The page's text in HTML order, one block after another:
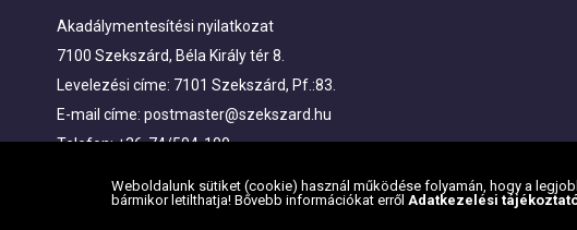
Weboldalunk sütiket (cookie) használ működése folyamán, hogy a
bármikor letilthatja! Bővebb információkat erről Adatkezelési
Akadálymentesítési nyilatkozat
7100 Szekszárd, Béla Király tér 8.
Levelezési címe: 7101 Szekszárd, Pf.:83.
E-mail címe: postmaster@szekszard.hu
Telefon: +36-74/504-100